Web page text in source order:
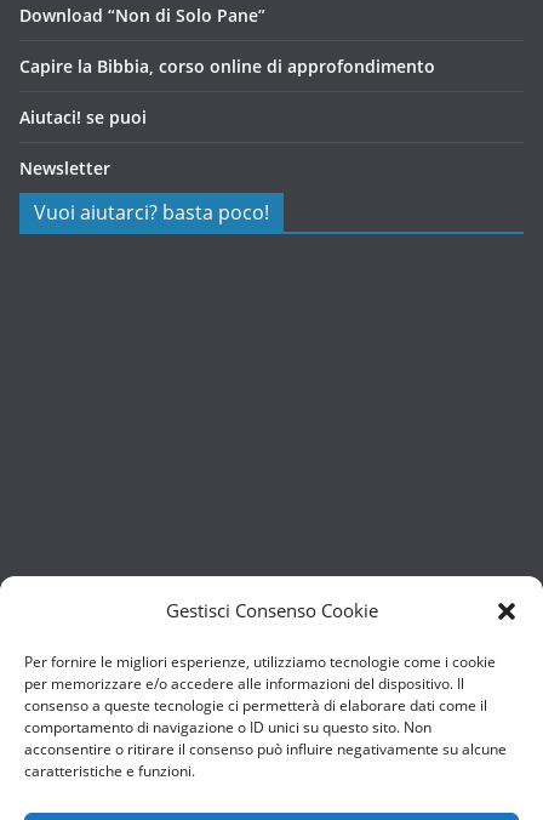
Gestisci Consenso Cookie
Per fornire le migliori esperienze, utilizziamo tecnologie come i cookie
per memorizzare e/o accedere alle informazioni del dispositivo. Il
consenso a queste tecnologie ci permetterà di elaborare dati come il
comportamento di navigazione o ID unici su questo sito. Non
acconsentire o ritirare il consenso può influire negativamente su alcune
caratteristiche e funzioni.
Download “Non di Solo Pane”
Capire la Bibbia, corso online di approfondimento
Aiutaci! se puoi
Newsletter
Vuoi aiutarci? basta poco!